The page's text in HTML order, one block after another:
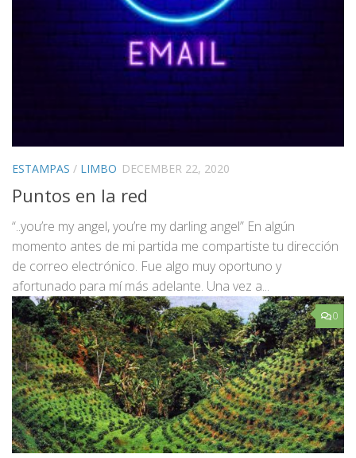
ESTAMPAS / LIMBO DECEMBER 22, 2020
Puntos en la red
“..you’re my angel, you’re my darling angel” En algún
momento antes de mi partida me compartiste tu dirección
de correo electrónico. Fue algo muy oportuno y
afortunado para mí más adelante. Una vez a...
0